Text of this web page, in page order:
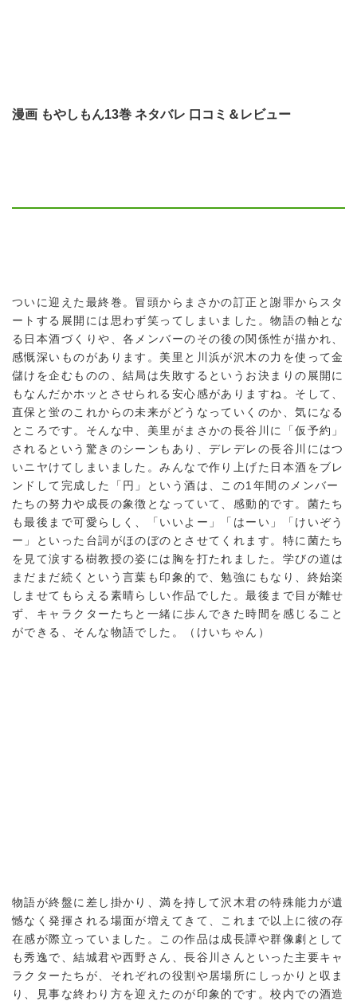
漫画 もやしもん13巻 ネタバレ 口コミ＆レビュー
ついに迎えた最終巻。冒頭からまさかの訂正と謝罪からスタ
ートする展開には思わず笑ってしまいました。物語の軸とな
る日本酒づくりや、各メンバーのその後の関係性が描かれ、
感慨深いものがあります。美里と川浜が沢木の力を使って金
儲けを企むものの、結局は失敗するというお決まりの展開に
もなんだかホッとさせられる安心感がありますね。そして、
直保と蛍のこれからの未来がどうなっていくのか、気になる
ところです。そんな中、美里がまさかの長谷川に「仮予約」
されるという驚きのシーンもあり、デレデレの長谷川にはつ
いニヤけてしまいました。みんなで作り上げた日本酒をブレ
ンドして完成した「円」という酒は、この1年間のメンバー
たちの努力や成長の象徴となっていて、感動的です。菌たち
も最後まで可愛らしく、「いいよー」「はーい」「けいぞう
ー」といった台詞がほのぼのとさせてくれます。特に菌たち
を見て涙する樹教授の姿には胸を打たれました。学びの道は
まだまだ続くという言葉も印象的で、勉強にもなり、終始楽
しませてもらえる素晴らしい作品でした。最後まで目が離せ
ず、キャラクターたちと一緒に歩んできた時間を感じること
ができる、そんな物語でした。（けいちゃん）
物語が終盤に差し掛かり、満を持して沢木君の特殊能力が遺
憾なく発揮される場面が増えてきて、これまで以上に彼の存
在感が際立っていました。この作品は成長譚や群像劇として
も秀逸で、結城君や西野さん、長谷川さんといった主要キャ
ラクターたちが、それぞれの役割や居場所にしっかりと収ま
り、見事な終わり方を迎えたのが印象的です。校内での酒造